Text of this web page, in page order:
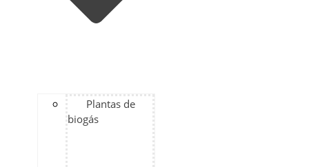
Plantas de
biogás